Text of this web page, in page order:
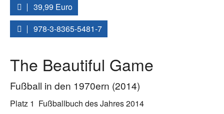
39,99 Euro
978-3-8365-5481-7
The Beautiful Game
Fußball in den 1970ern (2014)
Platz 1 Fußballbuch des Jahres 2014